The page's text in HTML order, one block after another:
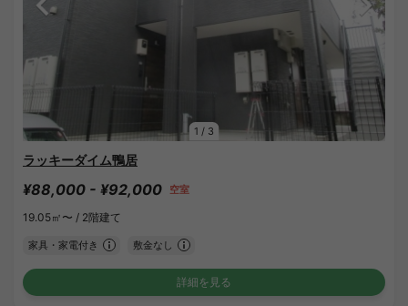
1 / 3
ラッキーダイム鴨居
¥88,000 - ¥92,000 空室
19.05㎡〜 / 2階建て
家具・家電付き 敷金なし
詳細を見る